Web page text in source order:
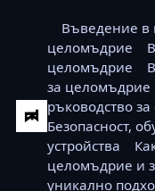
Въведение в
целомъдрие
целомъдрие
за целомъдрие
ръководство
Безопасност,
устройства
целомъдрие и
уникално